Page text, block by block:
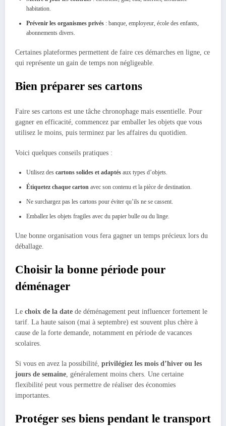
habitation.
Prévenir les organismes privés : banque, employeur, école des enfants,
abonnements divers.
Certaines plateformes permettent de faire ces démarches en ligne, ce
qui représente un gain de temps non négligeable.
Bien préparer ses cartons
Faire ses cartons est une tâche chronophage mais essentielle. Pour
gagner en efficacité, commencez par emballer les objets que vous
utilisez le moins, puis terminez par les affaires du quotidien.
Voici quelques conseils pratiques :
Utilisez des cartons solides et adaptés aux types d’objets.
Étiquetez chaque carton avec son contenu et la pièce de destination.
Ne surchargez pas les cartons pour éviter qu’ils ne se cassent.
Emballez les objets fragiles avec du papier bulle ou du linge.
Une bonne organisation vous fera gagner un temps précieux lors du
déballage.
Choisir la bonne période pour
déménager
Le choix de la date de déménagement peut influencer fortement le
tarif. La haute saison (mai à septembre) est souvent plus chère à
cause de la forte demande, notamment en période de vacances
scolaires.
Si vous en avez la possibilité, privilégiez les mois d’hiver ou les
jours de semaine, généralement moins chers. Une certaine
flexibilité peut vous permettre de réaliser des économies
importantes.
Protéger ses biens pendant le transport